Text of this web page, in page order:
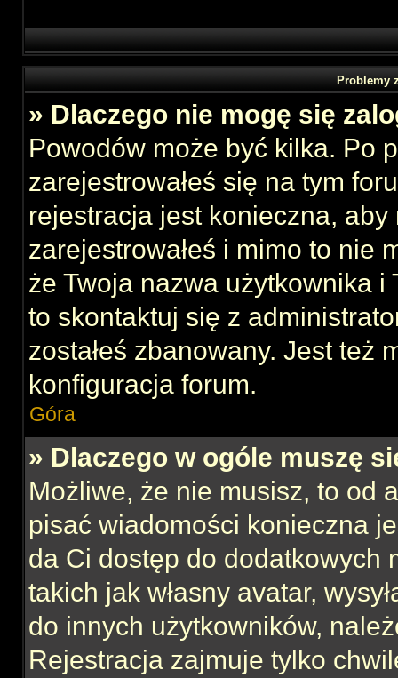
Problemy
» Dlaczego nie mogę się
Powodów może być kilka. Po
zarejestrowałeś się na tym
rejestracja jest konieczna,
zarejestrowałeś i mimo to nie
że Twoja nazwa użytkownika i
to skontaktuj się z
zostałeś zbanowany. Jest też
konfiguracja forum.
Góra
» Dlaczego w ogóle muszę
Możliwe, że nie musisz, to od
pisać wiadomości konieczna
da Ci dostęp do dodatkowych
takich jak własny avatar,
do innych użytkowników,
Rejestracja zajmuje tylko